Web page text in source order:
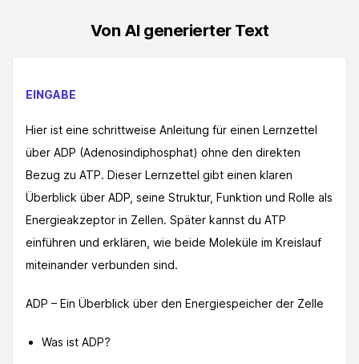
Von AI generierter Text
EINGABE
Hier ist eine schrittweise Anleitung für einen Lernzettel
über ADP (Adenosindiphosphat) ohne den direkten
Bezug zu ATP. Dieser Lernzettel gibt einen klaren
Überblick über ADP, seine Struktur, Funktion und Rolle als
Energieakzeptor in Zellen. Später kannst du ATP
einführen und erklären, wie beide Moleküle im Kreislauf
miteinander verbunden sind.
ADP – Ein Überblick über den Energiespeicher der Zelle
Was ist ADP?